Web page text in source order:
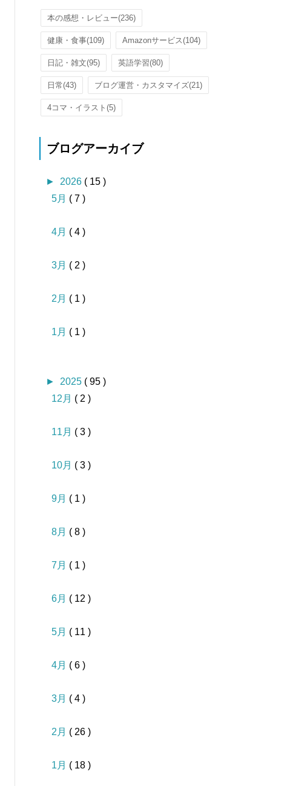
本の感想・レビュー(236)
健康・食事(109) Amazonサービス(104)
日記・雑文(95) 英語学習(80)
日常(43) ブログ運営・カスタマイズ(21)
4コマ・イラスト (5)
ブログアーカイブ
► 2026 ( 15 )
5月 ( 7 )
4月 ( 4 )
3月 ( 2 )
2月 ( 1 )
1月 ( 1 )
► 2025 ( 95 )
12月 ( 2 )
11月 ( 3 )
10月 ( 3 )
9月 ( 1 )
8月 ( 8 )
7月 ( 1 )
6月 ( 12 )
5月 ( 11 )
4月 ( 6 )
3月 ( 4 )
2月 ( 26 )
1月 ( 18 )